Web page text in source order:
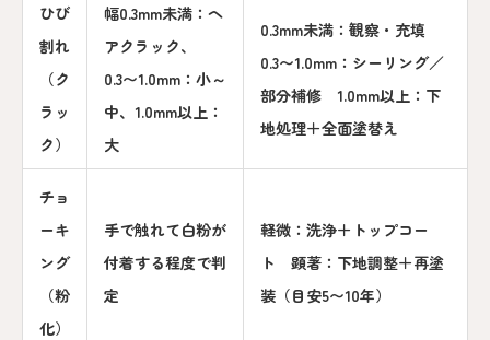
ひび
割れ
（ク
ラッ
ク）
幅0.3mm未満：ヘ
アクラック、
0.3〜1.0mm：小～
中、1.0mm以上：
大
0.3mm未満：観察・充填
0.3〜1.0mm：シーリング／
部分補修 1.0mm以上：下
地処理＋全面塗替え
チョ
ーキ
ング
（粉
化）
手で触れて白粉が
付着する程度で判
定
軽微：洗浄＋トップコー
ト 顕著：下地調整＋再塗
装（目安5〜10年）